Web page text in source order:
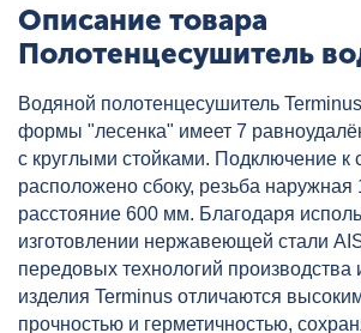
Описание товара
Полотенцесушитель
Стандарт П7 500х796
подключение 600
артикул:
Водяной полотенцесушитель
формы "лесенка" имеет 7
с круглыми стойками. Подключение к
расположено сбоку, резьба
расстояние 600 мм. Благодаря
изготовлении нержавеющей стали
передовых технологий производства
изделия Terminus отличаются
прочностью и герметичностью,